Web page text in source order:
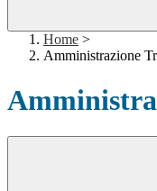
Home >
Amministrazione